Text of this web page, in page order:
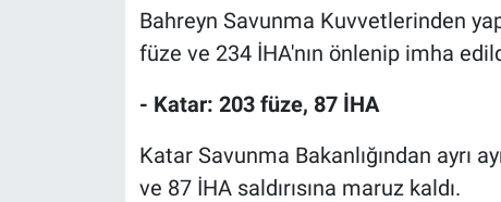
Bahreyn Savunma Kuvvetlerinden
füze ve 234 İHA'nın önlenip imha
- Katar: 203 füze, 87 İHA
Katar Savunma Bakanlığından ayrı
ve 87 İHA saldırısına maruz kaldı.
Teknoloji
Türkiye'nin Geleceği
Türkiye'nin Gündemi